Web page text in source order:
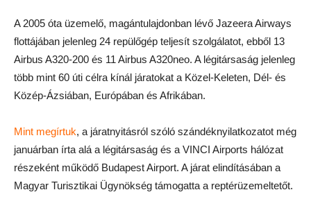
A 2005 óta üzemelő, magántulajdonban lévő Jazeera Airways
flottájában jelenleg 24 repülőgép teljesít szolgálatot, ebből 13
Airbus A320-200 és 11 Airbus A320neo. A légitársaság jelenleg
több mint 60 úti célra kínál járatokat a Közel-Keleten, Dél- és
Közép-Ázsiában, Európában és Afrikában.
Mint megírtuk, a járatnyitásról szóló szándéknyilatkozatot még
januárban írta alá a légitársaság és a VINCI Airports hálózat
részeként működő Budapest Airport. A járat elindításában a
Magyar Turisztikai Ügynökség támogatta a reptérüzemeltetőt.